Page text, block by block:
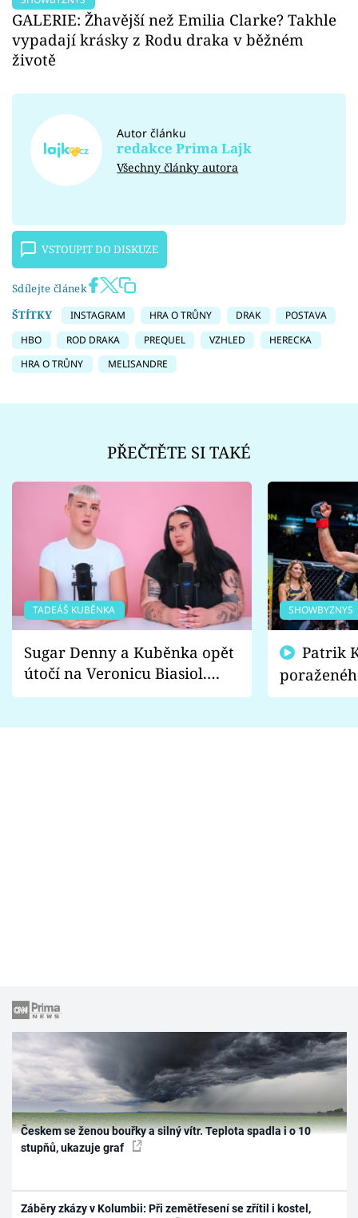
GALERIE: Žhavější než Emilia Clarke? Takhle
vypadají krásky z Rodu draka v běžném
životě
Autor článku
redakce Prima Lajk
Všechny články autora
VSTOUPIT DO DISKUZE
Sdílejte článek
ŠTÍTKY
INSTAGRAM HRA O TRŮNY DRAK
POSTAVA
HBO
ROD DRAKA PREQUEL VZHLED
HERECKA
HRA O TRŮNY
MELISANDRE
PŘEČTĚTE SI TAKÉ
TADEÁŠ KUBĚNKA
Sugar Denny a Kuběnka opět
útočí na Veronicu Biasiol.
Proč je podle nich falešná a
SHOWBYZNYS
fanoušci
Českem se ženou bouřky a silný vítr. Teplota spadla i o 10
stupňů, ukazuje graf
Záběry zkázy v Kolumbii: Při zemětřesení se zřítil i kostel,